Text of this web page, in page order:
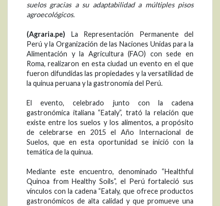
suelos gracias a su adaptabilidad a múltiples pisos
agroecológicos.
(Agraria.pe) La Representación Permanente del
Perú y la Organización de las Naciones Unidas para la
Alimentación y la Agricultura (FAO) con sede en
Roma, realizaron en esta ciudad un evento en el que
fueron difundidas las propiedades y la versatilidad de
la quinua peruana y la gastronomía del Perú.
El evento, celebrado junto con la cadena
gastronómica italiana “Eataly”, trató la relación que
existe entre los suelos y los alimentos, a propósito
de celebrarse en 2015 el Año Internacional de
Suelos, que en esta oportunidad se inició con la
temática de la quinua.
Mediante este encuentro, denominado “Healthful
Quinoa from Healthy Soils”, el Perú fortaleció sus
vínculos con la cadena “Eataly, que ofrece productos
gastronómicos de alta calidad y que promueve una